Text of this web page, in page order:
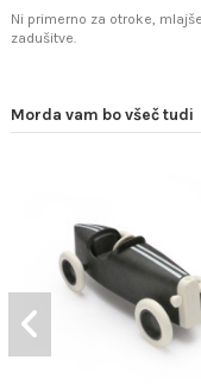
Ni primerno za otroke,
zadušitve.
Morda vam bo všeč tudi